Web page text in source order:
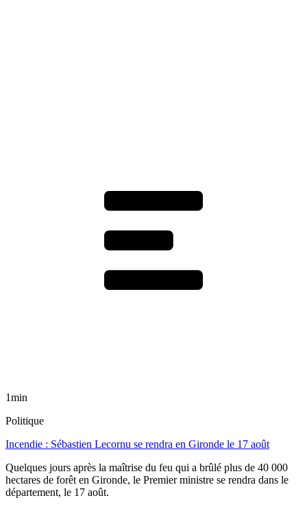
1min
Politique
Incendie : Sébastien Lecornu se rendra en Gironde le 17 août
Quelques jours après la maîtrise du feu qui a brûlé plus de 40 000
hectares de forêt en Gironde, le Premier ministre se rendra dans le
département, le 17 août.